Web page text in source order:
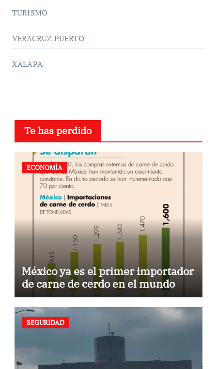
TURISMO
VERACRUZ PUERTO
XALAPA
Te has perdido
ECONOMÍA
México ya es el primer importador
de carne de cerdo en el mundo
SEGURIDAD